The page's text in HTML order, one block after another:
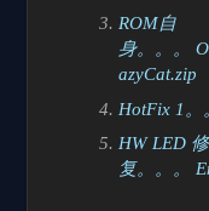
ROM自
身。。。
azyCat.zip
HotFix 1。
HW LED 修
复。。。